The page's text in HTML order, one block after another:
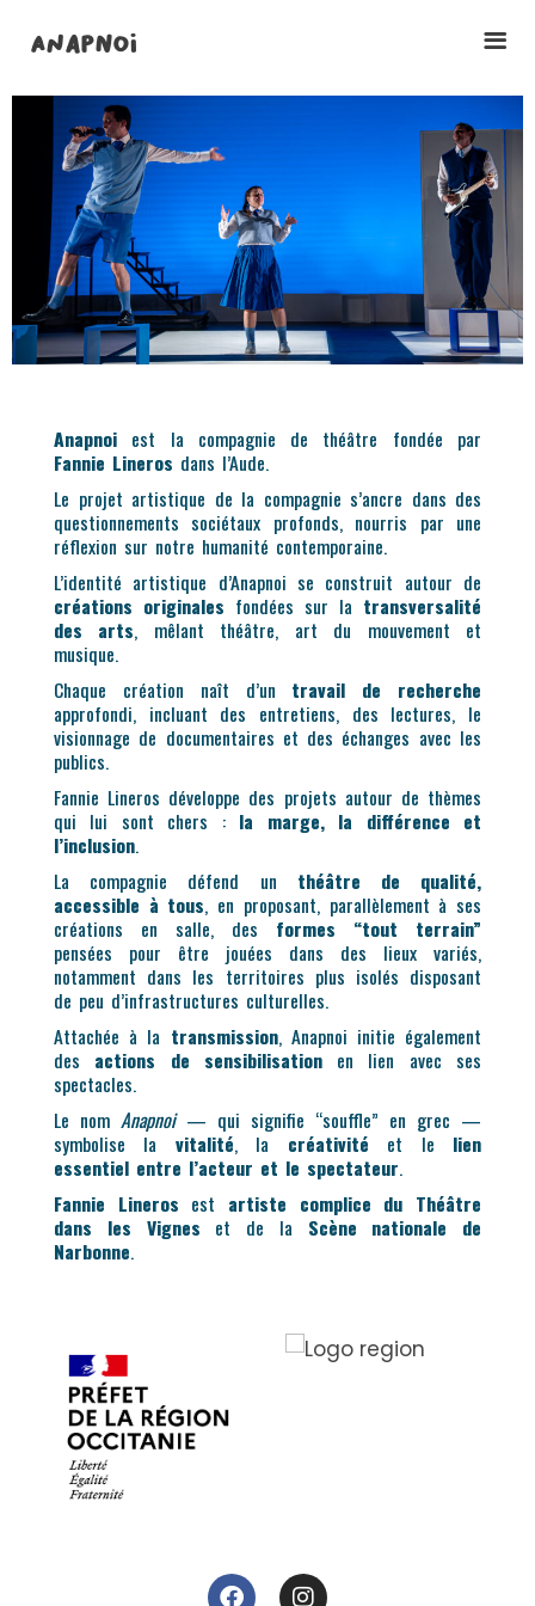
Anapnoi est la compagnie de théâtre fondée par
Fannie Lineros dans l’Aude.
Le projet artistique de la compagnie s’ancre dans des
questionnements sociétaux profonds, nourris par une
réflexion sur notre humanité contemporaine.
L’identité artistique d’Anapnoi se construit autour de
créations originales fondées sur la transversalité
des arts, mêlant théâtre, art du mouvement et
musique.
Chaque création naît d’un travail de recherche
approfondi, incluant des entretiens, des lectures, le
visionnage de documentaires et des échanges avec les
publics.
Fannie Lineros développe des projets autour de thèmes
qui lui sont chers : la marge, la différence et
l’inclusion.
La compagnie défend un théâtre de qualité,
accessible à tous, en proposant, parallèlement à ses
créations en salle, des formes “tout terrain”
pensées pour être jouées dans des lieux variés,
notamment dans les territoires plus isolés disposant
de peu d’infrastructures culturelles.
Attachée à la transmission, Anapnoi initie également
des actions de sensibilisationen lien avec ses
spectacles.
Le nom Anapnoi— qui signifie “souffle” en grec —
symbolise la vitalité, la créativité et le lien
essentiel entre l’acteur et le spectateur.
Fannie Lineros est artiste complice du Théâtre
dans les Vignes et de la Scène nationale de
Narbonne.
ANAPNOI